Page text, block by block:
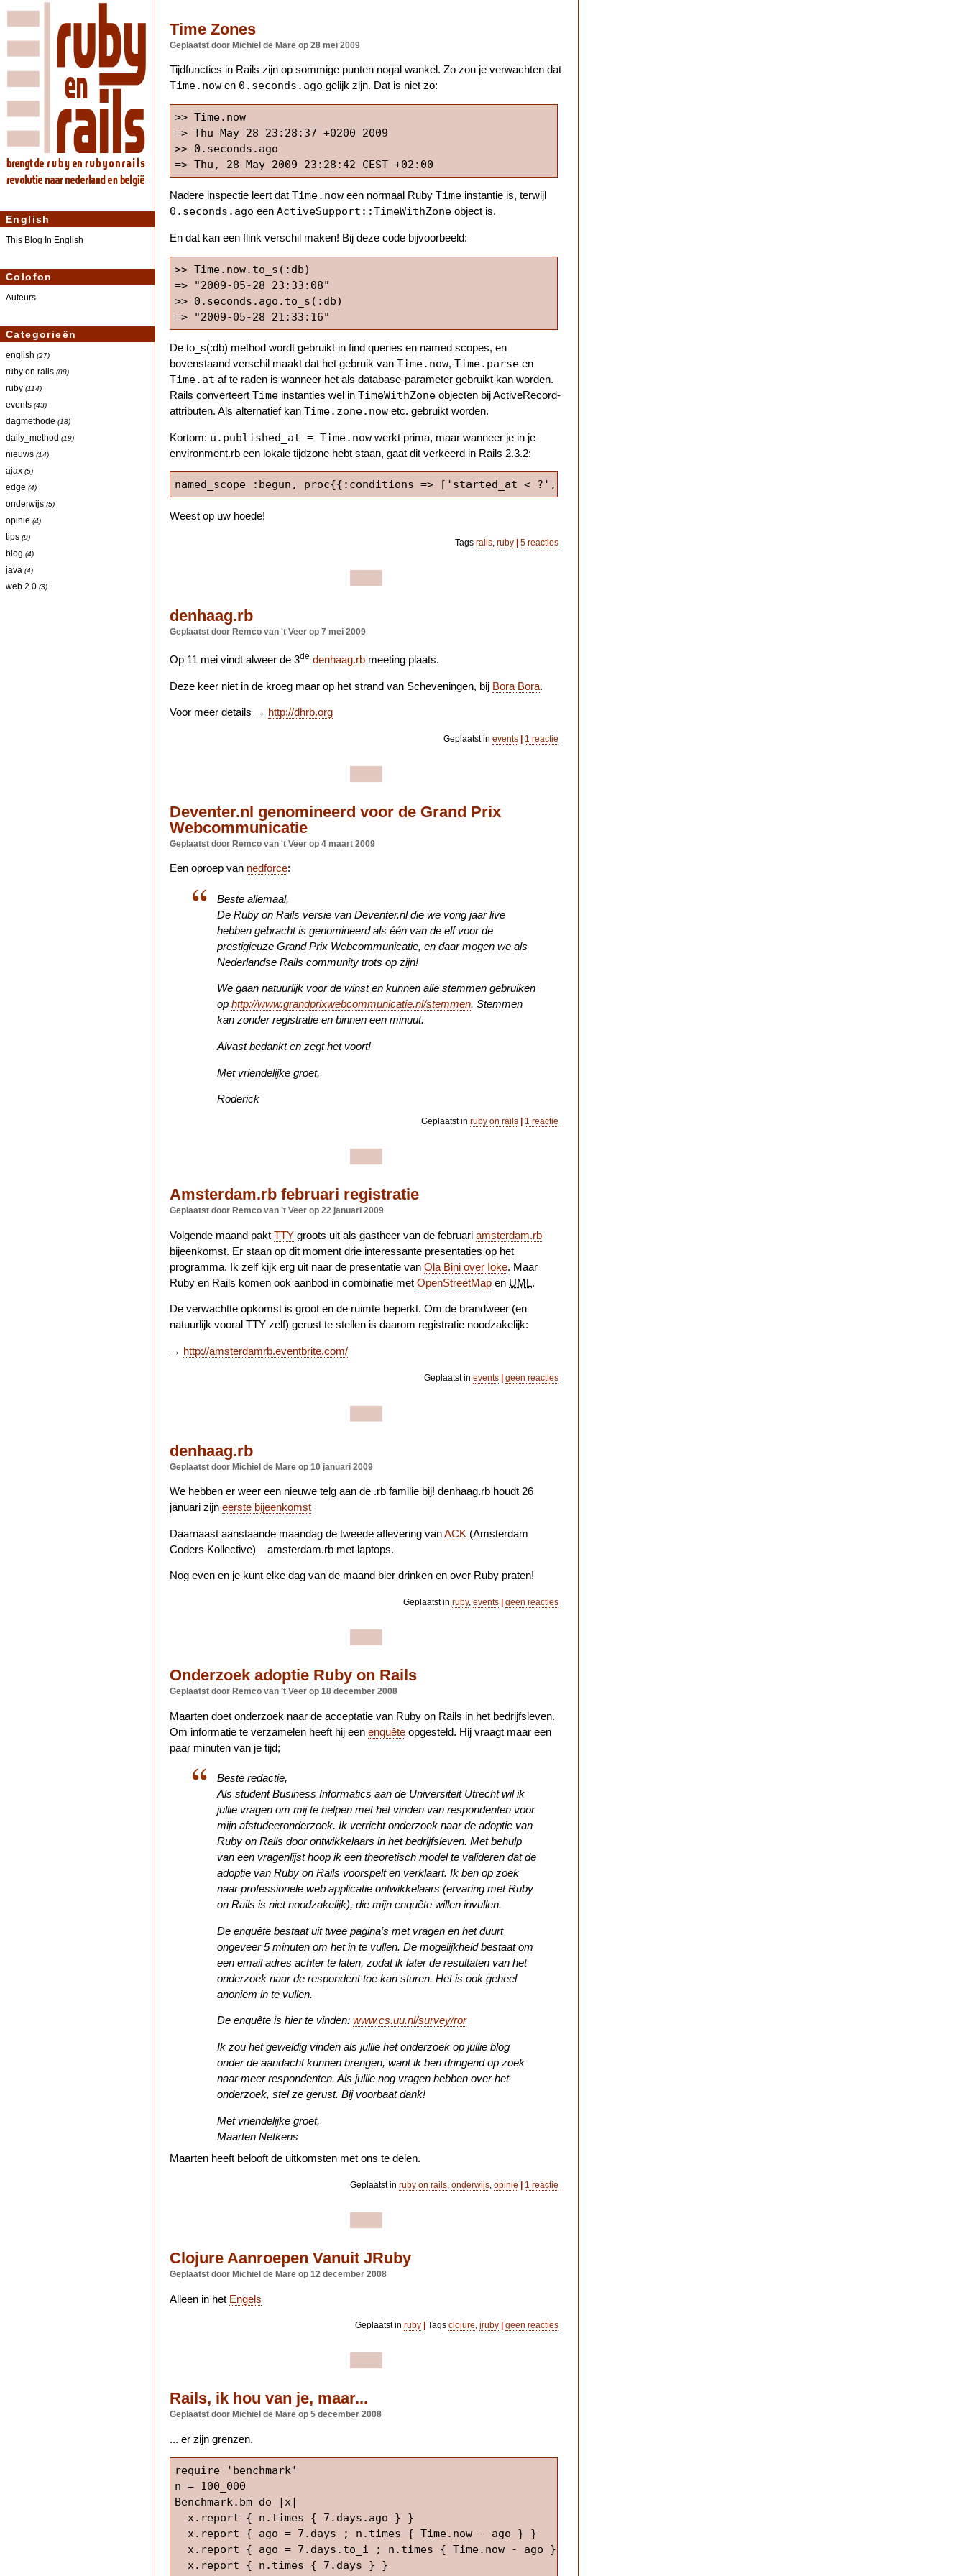
English
This Blog In English
Colofon
Auteurs
Categorieën
english (27)
ruby on rails (88)
ruby (114)
events (43)
dagmethode (18)
daily_method (19)
nieuws (14)
ajax (5)
edge (4)
onderwijs (5)
opinie (4)
tips (9)
blog (4)
java (4)
web 2.0 (3)
Time Zones
Geplaatst door Michiel de Mare op 28 mei 2009
Tijdfuncties in Rails zijn op sommige punten nogal wankel. Zo zou je verwachten dat
Time.now en 0.seconds.ago gelijk zijn. Dat is niet zo:
>> Time.now
=> Thu May 28 23:28:37 +0200 2009
>> 0.seconds.ago
Nadere inspectie leert dat Time.now een normaal Ruby Time instantie is, terwijl
0.seconds.ago een ActiveSupport::TimeWithZone object is.
En dat kan een flink verschil maken! Bij deze code bijvoorbeeld:
>> Time.now.to_s(:db)
=> "2009-05-28 23:33:08"
>> 0.seconds.ago.to_s(:db)
De to_s(:db) method wordt gebruikt in find queries en named scopes, en
bovenstaand verschil maakt dat het gebruik van Time.now, Time.parse en
Time.at af te raden is wanneer het als database-parameter gebruikt kan worden.
Rails converteert Time instanties wel in TimeWithZone objecten bij ActiveRecord-
attributen. Als alternatief kan Time.zone.now etc. gebruikt worden.
Kortom: u.published_at = Time.now werkt prima, maar wanneer je in je
environment.rb een lokale tijdzone hebt staan, gaat dit verkeerd in Rails 2.3.2:
named_scope :begun, proc{{:conditions => ['started_at < ?', Time.now]}}
Weest op uw hoede!
Tags rails ruby | 5 reacties
denhaag.rb
Geplaatst door Remco van 't Veer op 7 mei 2009
Op 11 mei vindt alweer de 3de denhaag.rb meeting plaats.
Deze keer niet in de kroeg maar op het strand van Scheveningen, bij Bora Bora.
Voor meer details → http://dhrb.org
Geplaatst in events | 1 reactie
Deventer.nl genomineerd voor de Grand Prix
Webcommunicatie
Geplaatst door Remco van 't Veer op 4 maart 2009
Een oproep van nedforce:
Beste allemaal,
De Ruby on Rails versie van Deventer.nl die we vorig jaar live
hebben gebracht is genomineerd als één van de elf voor de
prestigieuze Grand Prix Webcommunicatie, en daar mogen we als
Nederlandse Rails community trots op zijn!
We gaan natuurlijk voor de winst en kunnen alle stemmen gebruiken
op http://www.grandprixwebcommunicatie.nl/stemmen. Stemmen
kan zonder registratie en binnen een minuut.
Alvast bedankt en zegt het voort!
Met vriendelijke groet,
Roderick
Geplaatst in ruby on rails 1 reactie
Amsterdam.rb februari registratie
Geplaatst door Remco van 't Veer op 22 januari 2009
Volgende maand pakt TTY groots uit als gastheer van de februari amsterdam.rb
bijeenkomst. Er staan op dit moment drie interessante presentaties op het
programma. Ik zelf kijk erg uit naar de presentatie van Ola Bini over Ioke. Maar
Ruby en Rails komen ook aanbod in combinatie met OpenStreetMap en UML.
De verwachtte opkomst is groot en de ruimte beperkt. Om de brandweer (en
natuurlijk vooral TTY zelf) gerust te stellen is daarom registratie noodzakelijk:
→ http://amsterdamrb.eventbrite.com/
Geplaatst in events | geen reacties
denhaag.rb
Geplaatst door Michiel de Mare op 10 januari 2009
We hebben er weer een nieuwe telg aan de .rb familie bij! denhaag.rb houdt 26
januari zijn eerste bijeenkomst
Daarnaast aanstaande maandag de tweede aflevering vanACK (Amsterdam
Coders Kollective) – amsterdam.rb met laptops.
Nog even en je kunt elke dag van de maand bier drinken en over Ruby praten!
Geplaatst in ruby, events geen reacties
Onderzoek adoptie Ruby on Rails
Geplaatst door Remco van 't Veer op 18 december 2008
Maarten doet onderzoek naar de acceptatie van Ruby on Rails in het bedrijfsleven.
Om informatie te verzamelen heeft hij een enquête opgesteld. Hij vraagt maar een
paar minuten van je tijd;
Beste redactie,
Als student Business Informatics aan de Universiteit Utrecht wil ik
jullie vragen om mij te helpen met het vinden van respondenten voor
mijn afstudeeronderzoek. Ik verricht onderzoek naar de adoptie van
Ruby on Rails door ontwikkelaars in het bedrijfsleven. Met behulp
van een vragenlijst hoop ik een theoretisch model te valideren dat de
adoptie van Ruby on Rails voorspelt en verklaart. Ik ben op zoek
naar professionele web applicatie ontwikkelaars (ervaring met Ruby
on Rails is niet noodzakelijk), die mijn enquête willen invullen.
De enquête bestaat uit twee pagina’s met vragen en het duurt
ongeveer 5 minuten om het in te vullen. De mogelijkheid bestaat om
een email adres achter te laten, zodat ik later de resultaten van het
onderzoek naar de respondent toe kan sturen. Het is ook geheel
anoniem in te vullen.
De enquête is hier te vinden: www.cs.uu.nl/survey/ror
Ik zou het geweldig vinden als jullie het onderzoek op jullie blog
onder de aandacht kunnen brengen, want ik ben dringend op zoek
naar meer respondenten. Als jullie nog vragen hebben over het
onderzoek, stel ze gerust. Bij voorbaat dank!
Met vriendelijke groet,
Maarten Nefkens
Maarten heeft belooft de uitkomsten met ons te delen.
Geplaatst in ruby on rails, onderwijs, opinie 1 reactie
Clojure Aanroepen Vanuit JRuby
Geplaatst door Michiel de Mare op 12 december 2008
Alleen in het Engels
Geplaatst in ruby Tags clojure, jruby geen reacties
Rails, ik hou van je, maar...
Geplaatst door Michiel de Mare op 5 december 2008
... er zijn grenzen.
require 'benchmark'
n = 100_000
Benchmark.bm do |x|
  x.report { n.times { 7.days.ago } }
  x.report { ago = 7.days ; n.times { Time.now - ago } }
  x.report { ago = 7.days.to_i ; n.times { Time.now - ago } }
  x.report { n.times { 7.days } }